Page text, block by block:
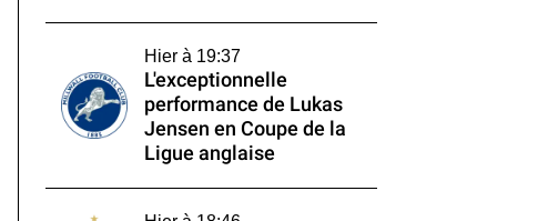
Hier à 19:37
L'exceptionnelle
performance de Lukas
Jensen en Coupe de la
Ligue anglaise